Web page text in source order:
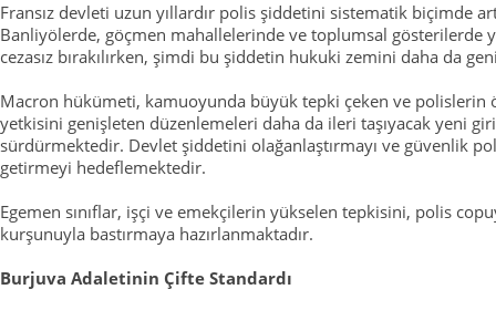
Fransız devleti uzun yıllardır polis şiddetini sistematik biçimde
Banliyölerde, göçmen mahallelerinde ve toplumsal gösterilerde
cezasız bırakılırken, şimdi bu şiddetin hukuki zemini daha da
Macron hükümeti, kamuoyunda büyük tepki çeken ve polislerin
yetkisini genişleten düzenlemeleri daha da ileri taşıyacak yeni
sürdürmektedir. Devlet şiddetini olağanlaştırmayı ve güvenlik
getirmeyi hedeflemektedir.
Egemen sınıflar, işçi ve emekçilerin yükselen tepkisini, polis
kurşunuyla bastırmaya hazırlanmaktadır.
Burjuva Adaletinin Çifte Standardı